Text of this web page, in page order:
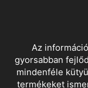
Az
gyorsabban
mindenféle
termékeket